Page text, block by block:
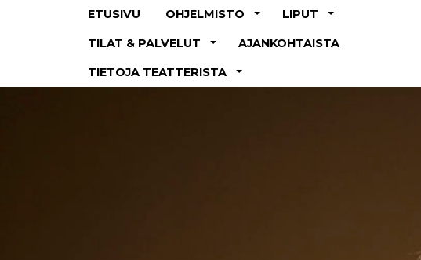
ETUSIVU OHJELMISTO LIPUT
TILAT & PALVELUT AJANKOHTAISTA
TIETOJA TEATTERISTA